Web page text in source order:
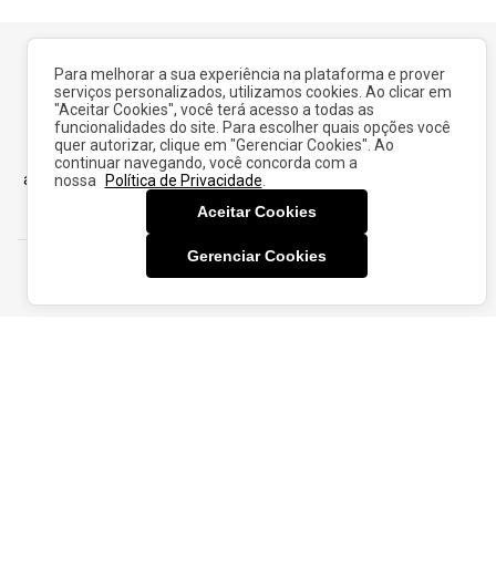
Para melhorar a sua experiência na plataforma e prover
serviços personalizados, utilizamos cookies. Ao clicar em
"Aceitar Cookies", você terá acesso a todas as
funcionalidades do site. Para escolher quais opções você
quer autorizar, clique em "Gerenciar Cookies". Ao
continuar navegando, você concorda com a
nossa
Política de Privacidade
Aceitar Cookies
Gerenciar Cookies
Grupo Avenida, que faz parte da holding Sul Africana Pepkor, é
atualmente a maior rede de moda da região Centro-Norte e uma
das 10 maiores do Brasil.
Siga nas Redes sociais